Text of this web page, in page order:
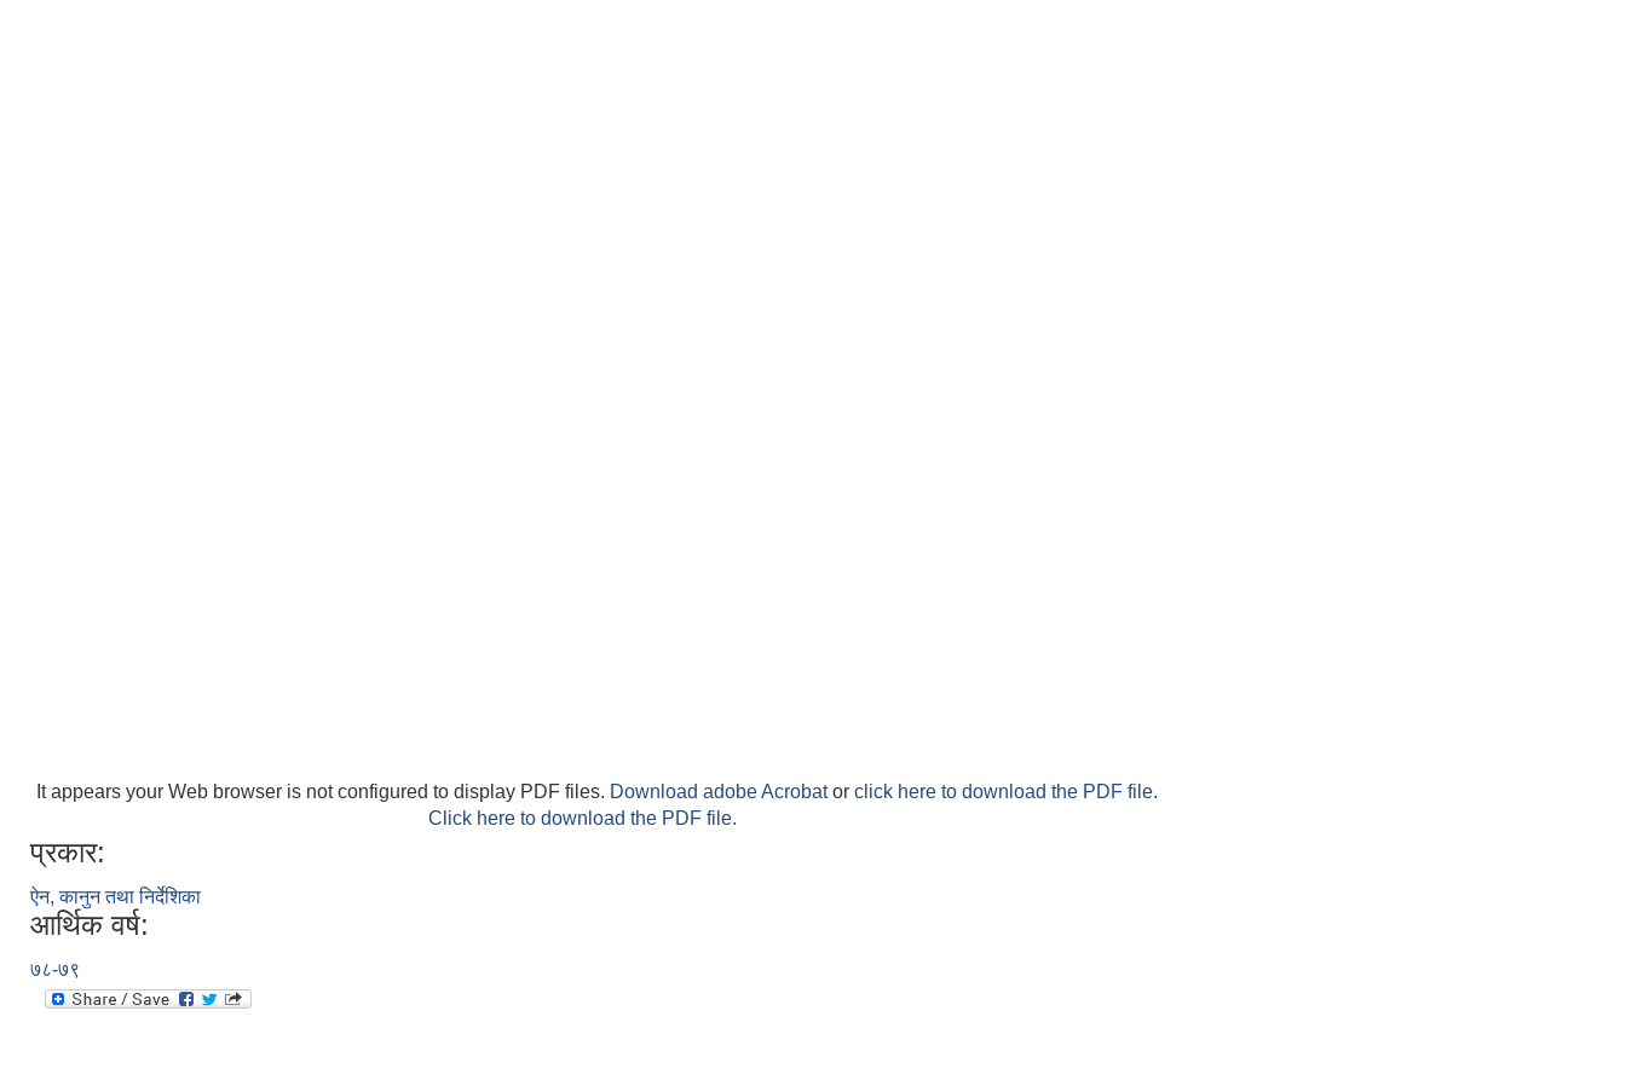
It appears your Web browser is not configured to display PDF files. Download adobe Acrobator click here to download the PDF file.
Click here to download the PDF file.
प्रकार:
ऐन, कानुन तथा निर्देशिका
आर्थिक वर्ष:
७८-७९